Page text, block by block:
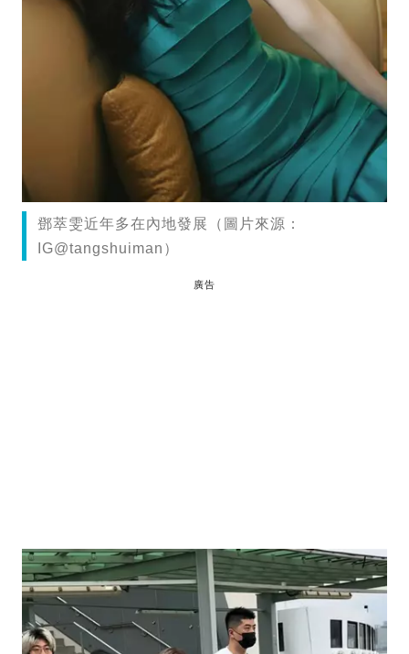
鄧萃雯近年多在內地發展（圖片來源：
IG@tangshuiman）
廣告